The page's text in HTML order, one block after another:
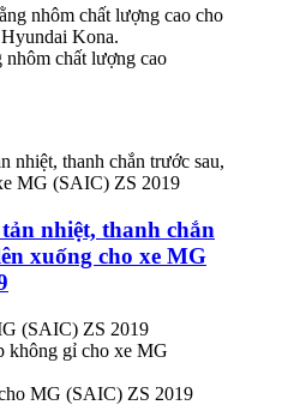
nhôm chất lượng cao cho
Kona.
nhôm chất lượng cao
nhiệt, thanh chắn
xuống cho xe MG
(SAIC) ZS 2019
không gỉ cho xe MG
MG (SAIC) ZS 2019